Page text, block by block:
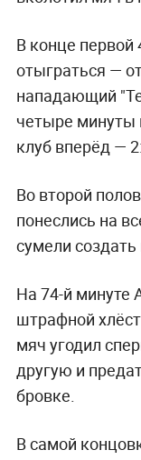
В конце первой
отыграться —
нападающий
четыре минуты
клуб вперёд —
Во второй
понеслись на
сумели
На 74-й минуте
штрафной
мяч угодил
другую и
бровке.
В самой